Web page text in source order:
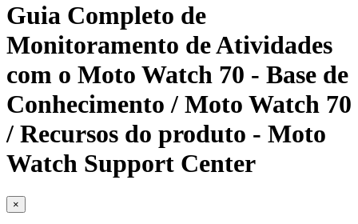
Guia Completo de
Monitoramento de Atividades
com o Moto Watch 70 - Base de
Conhecimento / Moto Watch 70
/ Recursos do produto - Moto
Watch Support Center
×